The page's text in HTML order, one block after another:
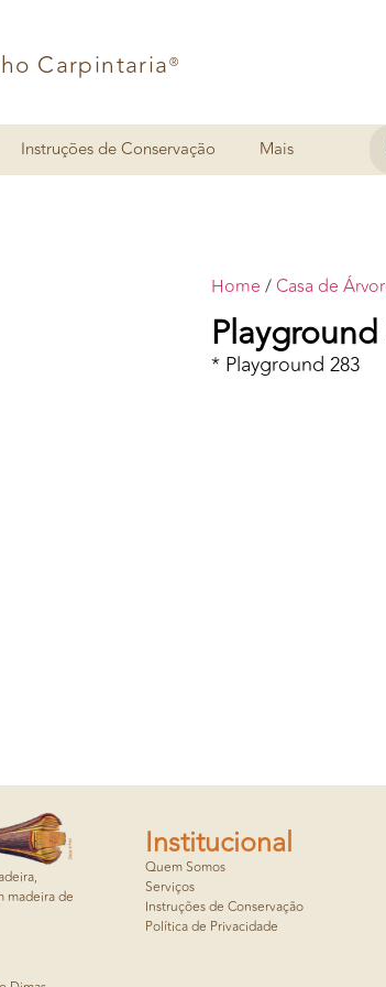
Carpintaria®
Instruções de Conservação Mais
Home / Casa de
* Playground 283
madeira de
Institucional
Quem Somos
Serviços
Instruções de Conservação
Política de Privacidade